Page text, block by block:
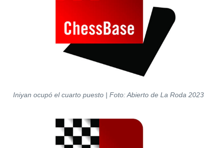
Iniyan ocupó el cuarto puesto | Foto: Abierto de La Roda 2023